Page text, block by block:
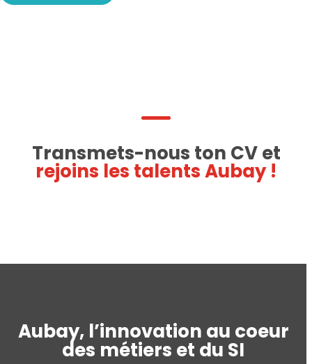
Transmets-nous ton CV et
rejoins les talents Aubay !
Aubay, l’innovation au coeur
des métiers et du SI